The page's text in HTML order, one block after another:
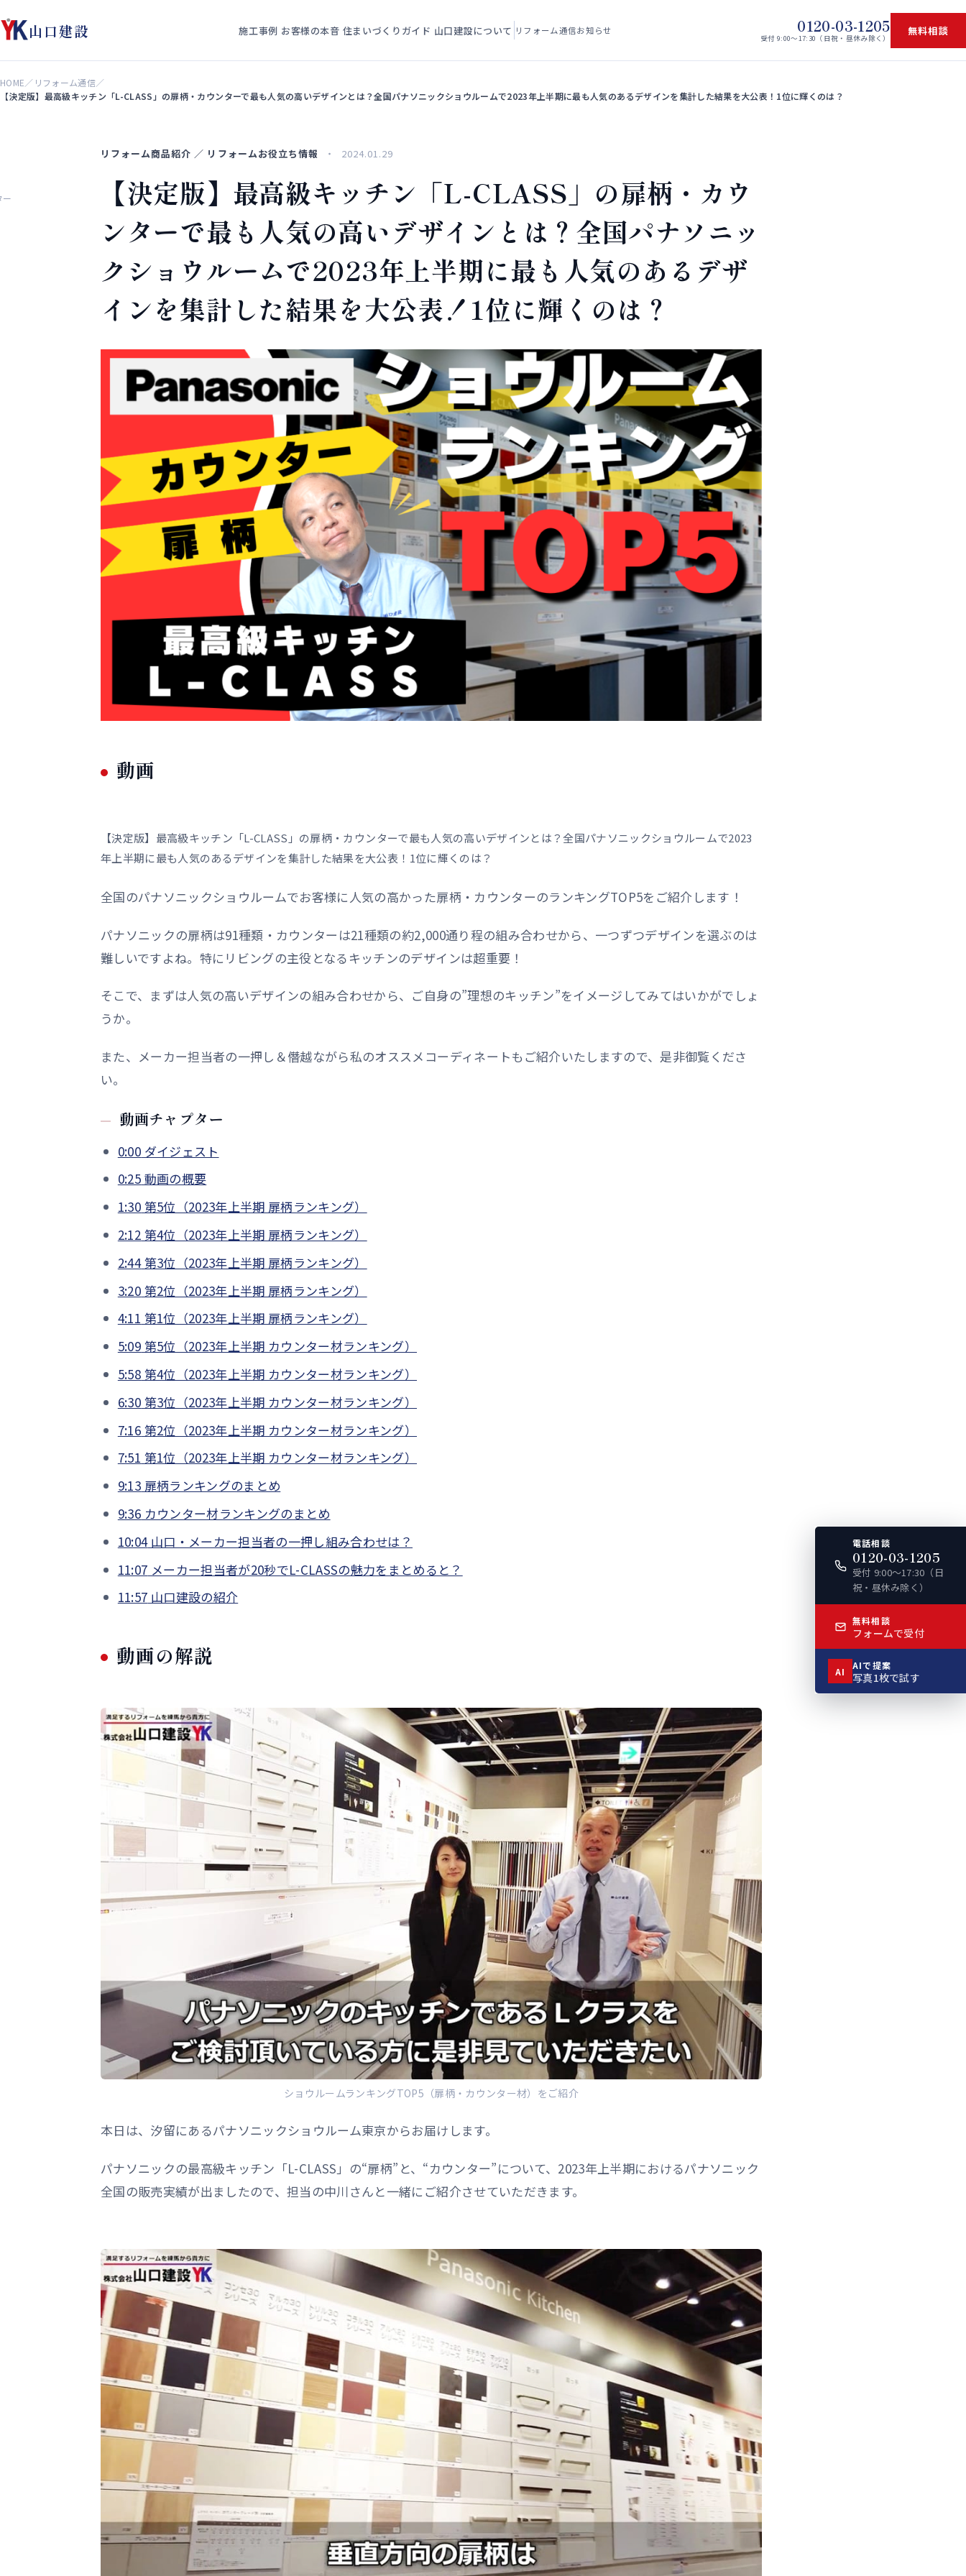
山口建設 施工事例 お客様の本音 住まいづくりガイド 山口建設について リフォーム通信お知らせ 0120-03-1205
受付 9:00〜17:30（日祝・昼休み除く）
無料相談
HOME／ リフォーム通信／
【決定版】最高級キッチン「L-CLASS」の扉柄・カウンターで最も人気の高いデザインとは？全国パナソニックショウルームで2023年上半期に最も人気のあるデザインを集計した結果を大公表！1位に輝くのは？
ー
リフォーム商品紹介 ／ リフォームお役立ち情報 2024.01.29
【決定版】最高級キッチン「L-CLASS」の扉柄・カウ
ンターで最も人気の高いデザインとは？全国パナソニッ
クショウルームで2023年上半期に最も人気のあるデザ
インを集計した結果を大公表！1位に輝くのは？
動画
【決定版】最高級キッチン「L-CLASS」の扉柄・カウンターで最も人気の高いデザインとは？全国パナソニックショウルームで2023
年上半期に最も人気のあるデザインを集計した結果を大公表！1位に輝くのは？
全国のパナソニックショウルームでお客様に人気の高かった扉柄・カウンターのランキングTOP5をご紹介します！
パナソニックの扉柄は91種類・カウンターは21種類の約2,000通り程の組み合わせから、一つずつデザインを選ぶのは
難しいですよね。特にリビングの主役となるキッチンのデザインは超重要！
そこで、まずは人気の高いデザインの組み合わせから、ご自身の”理想のキッチン”をイメージしてみてはいかがでしょ
うか。
また、メーカー担当者の一押し＆僭越ながら私のオススメコーディネートもご紹介いたしますので、是非御覧くださ
い。
動画チャプター
0:00 ダイジェスト
0:25 動画の概要
1:30 第5位（2023年上半期 扉柄ランキング）
2:12 第4位（2023年上半期 扉柄ランキング）
2:44第3位（2023年上半期 扉柄ランキング）
3:20 第2位（2023年上半期 扉柄ランキング）
4:11 第1位（2023年上半期 扉柄ランキング）
5:09 第5位（2023年上半期 カウンター材ランキング）
5:58 第4位（2023年上半期 カウンター材ランキング）
6:30 第3位（2023年上半期 カウンター材ランキング）
7:16 第2位（2023年上半期 カウンター材ランキング）
7:51 第1位（2023年上半期 カウンター材ランキング）
9:13 扉柄ランキングのまとめ
9:36 カウンター材ランキングのまとめ
10:04山口・メーカー担当者の一押し組み合わせは？
11:07 メーカー担当者が20秒でL-CLASSの魅力をまとめると？
11:57 山口建設の紹介
動画の解説
ショウルームランキングTOP5（扉柄・カウンター材）をご紹介
本日は、汐留にあるパナソニックショウルーム東京からお届けします。
パナソニックの最高級キッチン「L-CLASS」の“扉柄”と、“カウンター”について、2023年上半期におけるパナソニック
全国の販売実績が出ましたので、担当の中川さんと一緒にご紹介させていただきます。
電話相談
0120-03-1205
受付 9:00〜17:30（日
祝・昼休み除く）
無料相談
フォームで受付
AI AIで提案
写真1枚で試す